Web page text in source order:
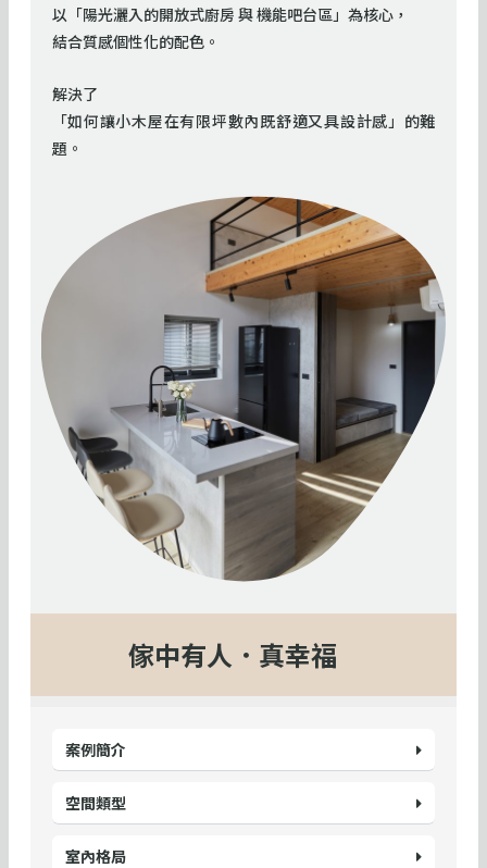
以「陽光灑入的開放式廚房 與 機能吧台區」為核心，
結合質感個性化的配色。
解決了
「如何讓小木屋在有限坪數內既舒適又具設計感」的難
題。
傢中有人．真幸福
案例簡介
空間類型
室內格局